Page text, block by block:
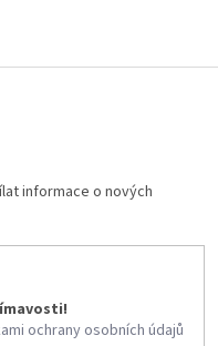
informace o nových
ochrany osobních údajů